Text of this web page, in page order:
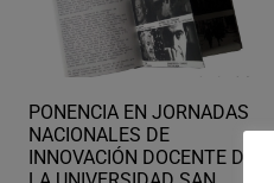
PONENCIA EN JORNADAS
NACIONALES DE
INNOVACIÓN DOCENTE DE